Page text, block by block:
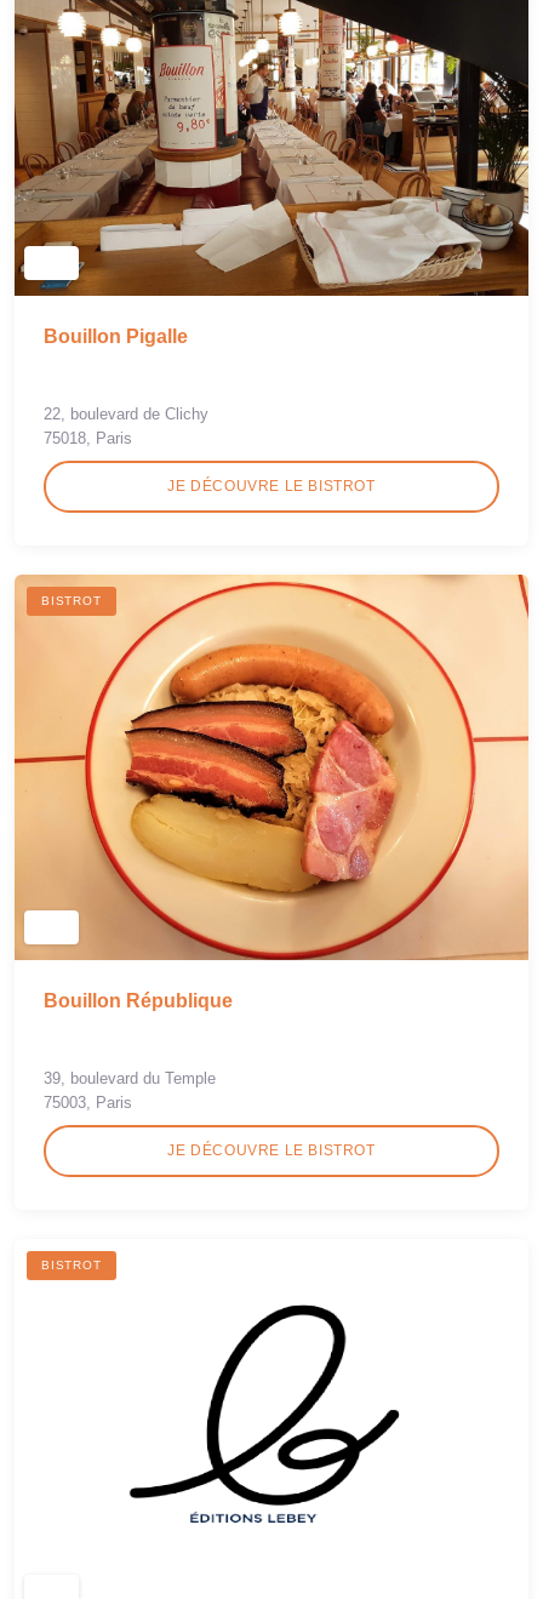
Bouillon Pigalle
22, boulevard de Clichy
75018, Paris
JE DÉCOUVRE LE BISTROT
BISTROT
Bouillon République
39, boulevard du Temple
75003, Paris
JE DÉCOUVRE LE BISTROT
BISTROT